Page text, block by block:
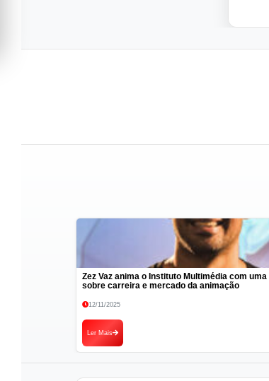
Zez Vaz anima o Instituto Multimédia com
sobre carreira e mercado da animação
12/11/2025
Ler Mais